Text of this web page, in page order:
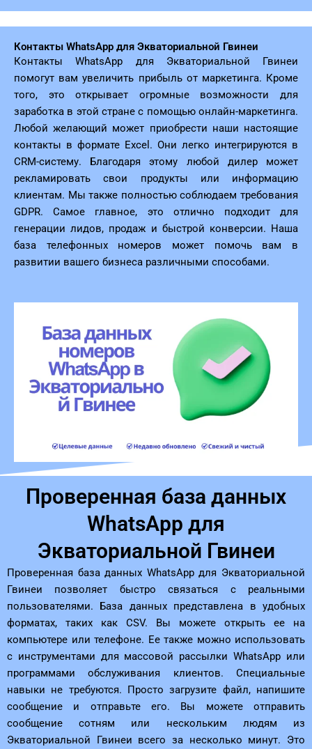
Контакты WhatsApp для Экваториальной Гвинеи
Контакты WhatsApp для Экваториальной Гвинеи
помогут вам увеличить прибыль от маркетинга. Кроме
того, это открывает огромные возможности для
заработка в этой стране с помощью онлайн-маркетинга.
Любой желающий может приобрести наши настоящие
контакты в формате Excel. Они легко интегрируются в
CRM-систему. Благодаря этому любой дилер может
рекламировать свои продукты или информацию
клиентам. Мы также полностью соблюдаем требования
GDPR. Самое главное, это отлично подходит для
генерации лидов, продаж и быстрой конверсии. Наша
база телефонных номеров может помочь вам в
развитии вашего бизнеса различными способами.
Проверенная база данных
WhatsApp для
Экваториальной Гвинеи
Проверенная база данных WhatsApp для Экваториальной
Гвинеи позволяет быстро связаться с реальными
пользователями. База данных представлена ​​в удобных
форматах, таких как CSV. Вы можете открыть ее на
компьютере или телефоне. Ее также можно использовать
с инструментами для массовой рассылки WhatsApp или
программами обслуживания клиентов. Специальные
навыки не требуются. Просто загрузите файл, напишите
сообщение и отправьте его. Вы можете отправить
сообщение сотням или нескольким людям из
Экваториальной Гвинеи всего за несколько минут. Это